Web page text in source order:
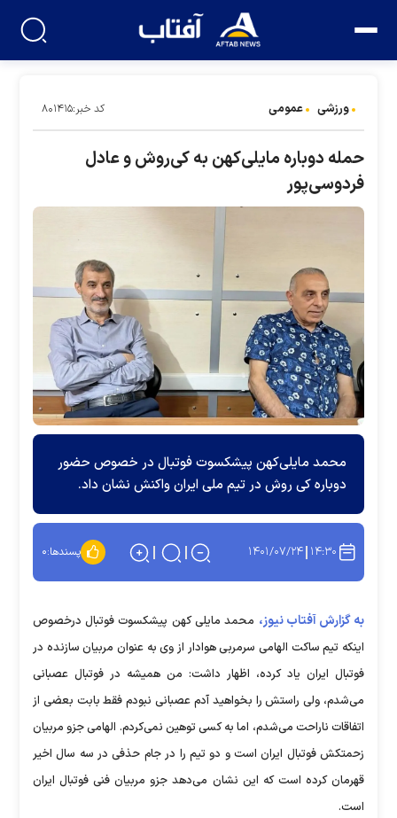
ورزشی عمومی کد خبر:۸۰۱۴۱۵
حمله دوباره مایلی‌کهن به کی‌روش و عادل
فردوسی‌پور
محمد مایلی‌کهن پیشکسوت فوتبال در خصوص حضور
دوباره کی روش در تیم ملی ایران واکنش نشان داد.
۱۴:۳۰ ۱۴۰۱/۰۷/۲۴ پسندها:۰
به گزارش آفتاب نیوز، محمد مایلی کهن پیشکسوت فوتبال درخصوص
اینکه تیم ساکت الهامی سرمربی هوادار از وی به عنوان مربیان سازنده در
فوتبال ایران یاد کرده، اظهار داشت: من همیشه در فوتبال عصبانی
می‌شدم، ولی راستش را بخواهید آدم عصبانی نبودم فقط بابت بعضی از
اتفاقات ناراحت می‌شدم، اما به کسی توهین نمی‌کردم. الهامی جزو مربیان
زحمتکش فوتبال ایران است و دو تیم را در جام حذفی در سه سال اخیر
قهرمان کرده است که این نشان می‌دهد جزو مربیان فنی فوتبال ایران
است.